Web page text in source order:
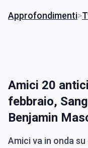
Approfondimenti>
Amici 20
febbraio,
Benjamin
Amici va in onda